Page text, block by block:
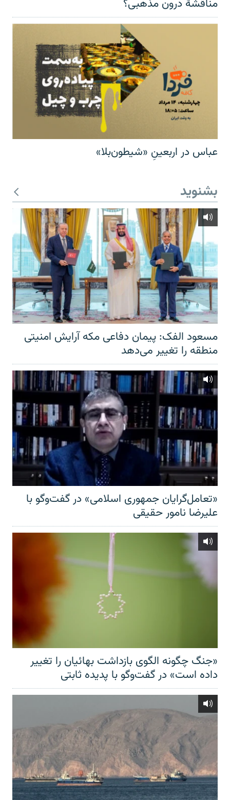
مناقشهٔ درون مذهبی؟
عباس در اربعینِ «شیطون‌بلا»
بشنوید
مسعود الفک: پیمان دفاعی مکه آرایش امنیتی
منطقه را تغییر می‌دهد
«تعامل‌گرایان جمهوری اسلامی» در گفت‌وگو با
علیرضا نامور حقیقی
«جنگ چگونه الگوی بازداشت بهائیان را تغییر
داده است» در گفت‌وگو با پدیده ثابتی